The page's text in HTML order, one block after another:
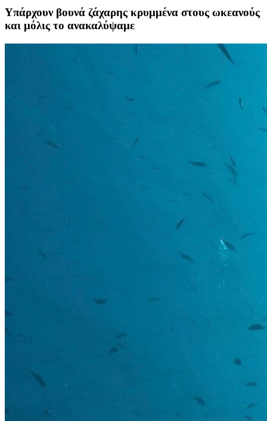
Υπάρχουν βουνά ζάχαρης κρυμμένα στους ωκεανούς
και μόλις το ανακαλύψαμε